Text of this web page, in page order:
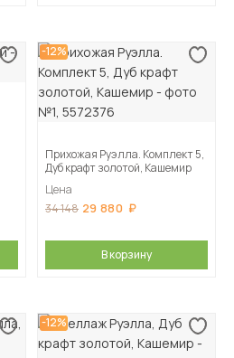
-12%
Прихожая Руэлла. Комплект 5,
Дуб крафт золотой, Кашемир
Цена
34 148 29 880
В корзину
-12%